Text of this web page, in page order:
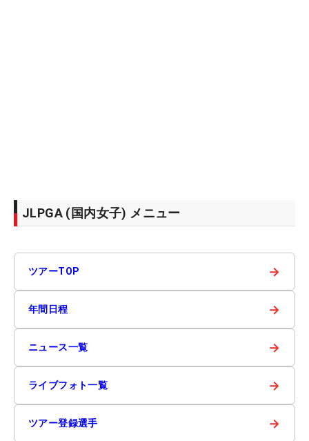
JLPGA (国内女子) メニュー
ツアーTOP →
年間日程 →
ニュース一覧 →
ライブフォト一覧 →
ツアー登録選手 →